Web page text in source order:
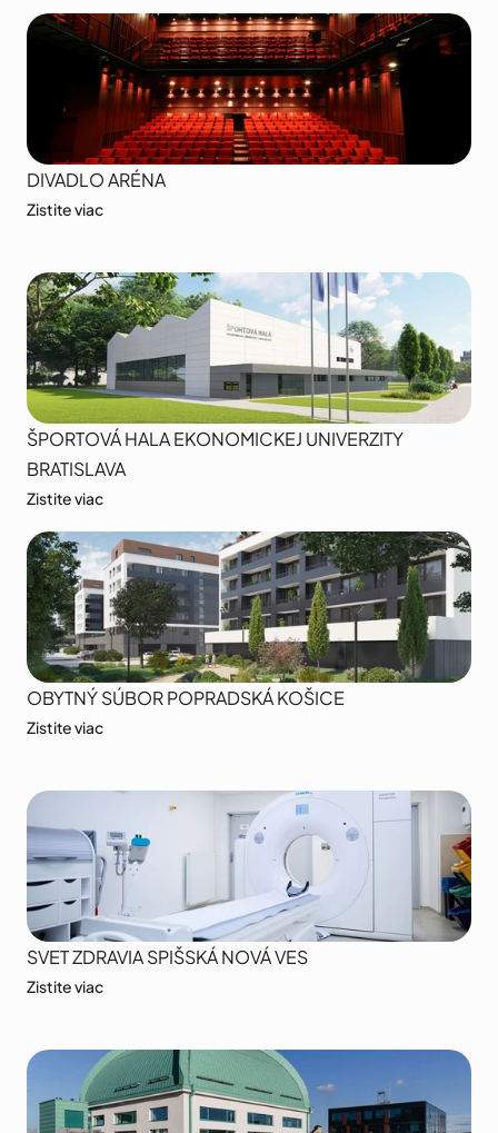
DIVADLO ARÉNA
Zistite viac
ŠPORTOVÁ HALA EKONOMICKEJ UNIVERZITY
BRATISLAVA
Zistite viac
OBYTNÝ SÚBOR POPRADSKÁ KOŠICE
Zistite viac
SVET ZDRAVIA SPIŠSKÁ NOVÁ VES
Zistite viac